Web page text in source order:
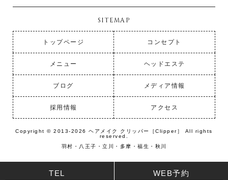
SITEMAP
トップページ コンセプト
メニュー ヘッドエステ
ブログ メディア情報
採用情報 アクセス
Copyright © 2013-2026 ヘアメイク クリッパー［Clipper］ All rights
reserved.
羽村・八王子・立川・多摩・福生・秋川
TEL WEB予約